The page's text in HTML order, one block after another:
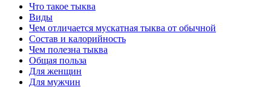
Что такое тыква
Виды
Чем отличается мускатная тыква от обычной
Состав и калорийность
Чем полезна тыква
Общая польза
Для женщин
Для мужчин